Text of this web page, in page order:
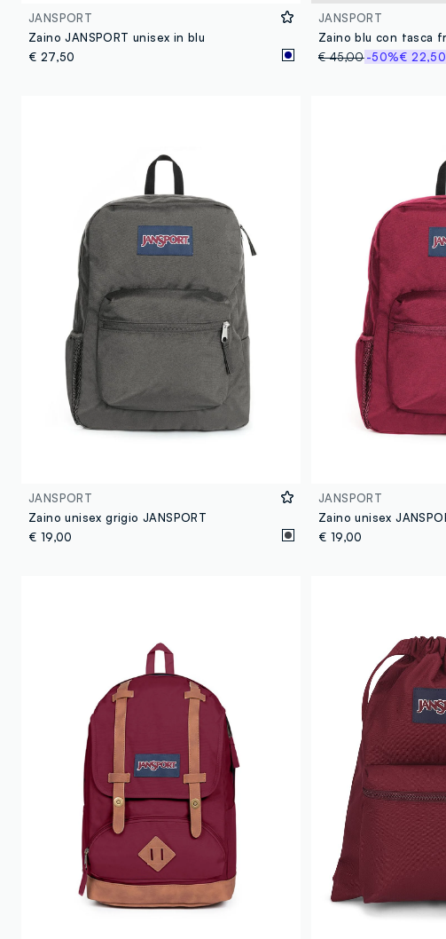
JANSPORT
Zaino JANSPORT unisex in blu
€ 27,50
JANSPORT
€ 45,00-50%€ 22,50
JANSPORT
Zaino unisex grigio JANSPORT
€ 19,00
JANSPORT
€ 19,00